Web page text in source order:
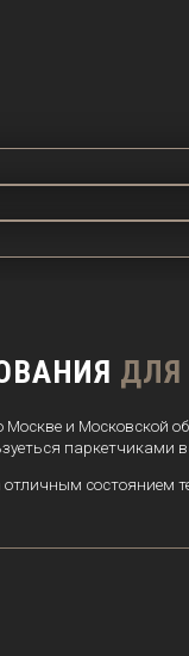
ДЛЯ
и Московской
паркетчиками
состоянием